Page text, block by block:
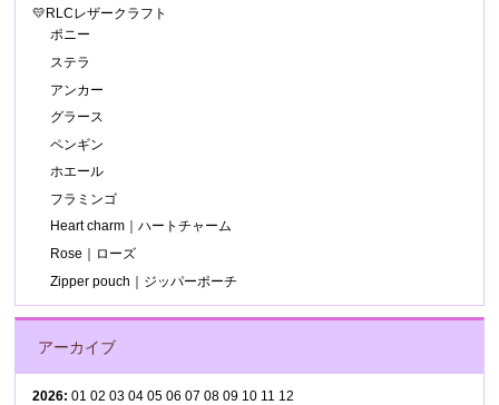
💛RLCレザークラフト
ポニー
ステラ
アンカー
グラース
ペンギン
ホエール
フラミンゴ
Heart charm｜ハートチャーム
Rose｜ローズ
Zipper pouch｜ジッパーポーチ
アーカイブ
2026:01 02 03 04 05 06 07 08 09 10 11 12